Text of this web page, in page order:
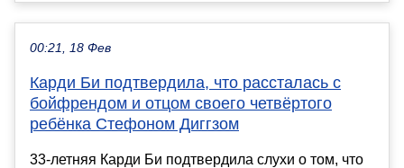
00:21, 18 Фев
Карди Би подтвердила, что рассталась с
бойфрендом и отцом своего четвёртого
ребёнка Стефоном Диггзом
33-летняя Карди Би подтвердила слухи о том, что